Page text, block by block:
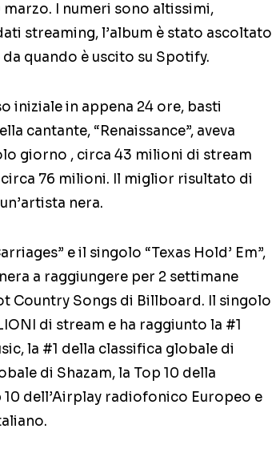
I numeri sono altissimi,
streaming, l’album è stato ascoltato
da quando è uscito su Spotify.
iniziale in appena 24 ore, basti
cantante, “Renaissance”, aveva
giorno , circa 43 milioni di stream
76 milioni. Il miglior risultato di
nera.
e il singolo “Texas Hold’ Em”,
a raggiungere per 2 settimane
Country Songs di Billboard. Il singolo
di stream e ha raggiunto la #1
la #1 della classifica globale di
di Shazam, la Top 10 della
dell’Airplay radiofonico Europeo e